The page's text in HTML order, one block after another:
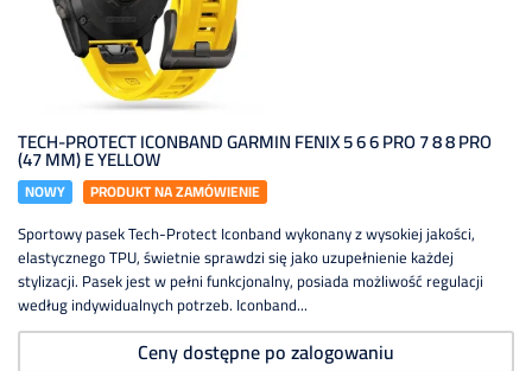
TECH-PROTECT ICONBAND GARMIN FENIX 5 6 6 PRO 7 8 8 PRO
(47 MM) E YELLOW
NOWY PRODUKT NA ZAMÓWIENIE
Sportowy pasek Tech-Protect Iconband wykonany z wysokiej jakości,
elastycznego TPU, świetnie sprawdzi się jako uzupełnienie każdej
stylizacji. Pasek jest w pełni funkcjonalny, posiada możliwość regulacji
według indywidualnych potrzeb. Iconband...
Ceny dostępne po zalogowaniu